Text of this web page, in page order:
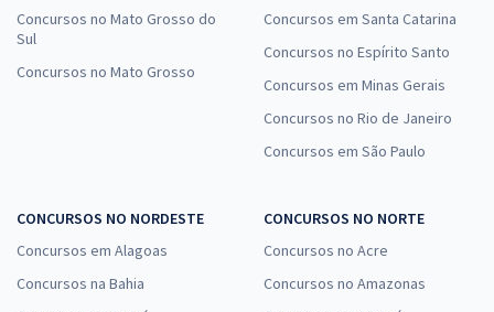
Concursos no Mato Grosso do
Sul
Concursos no Mato Grosso
Concursos em Santa Catarina
Concursos no Espírito Santo
Concursos em Minas Gerais
Concursos no Rio de Janeiro
Concursos em São Paulo
CONCURSOS NO NORDESTE
Concursos em Alagoas
Concursos na Bahia
CONCURSOS NO NORTE
Concursos no Acre
Concursos no Amazonas